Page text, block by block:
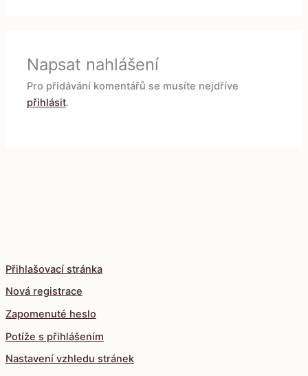
Přihlašovací stránka
Nová registrace
Zapomenuté heslo
Potíže s přihlášením
Nastavení vzhledu stránek
Napsat nahlášení
Pro přidávání komentářů se musíte nejdříve
přihlásit.